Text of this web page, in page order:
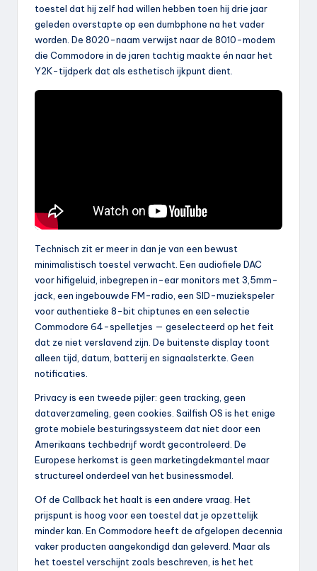
toestel dat hij zelf had willen hebben toen hij drie jaar
geleden overstapte op een dumbphone na het vader
worden. De 8020-naam verwijst naar de 8010-modem
die Commodore in de jaren tachtig maakte én naar het
Y2K-tijdperk dat als esthetisch ijkpunt dient.
Technisch zit er meer in dan je van een bewust
minimalistisch toestel verwacht. Een audiofiele DAC
voor hifigeluid, inbegrepen in-ear monitors met 3,5mm-
jack, een ingebouwde FM-radio, een SID-muziekspeler
voor authentieke 8-bit chiptunes en een selectie
Commodore 64-spelletjes — geselecteerd op het feit
dat ze niet verslavend zijn. De buitenste display toont
alleen tijd, datum, batterij en signaalsterkte. Geen
notificaties.
Privacy is een tweede pijler: geen tracking, geen
dataverzameling, geen cookies. Sailfish OS is het enige
grote mobiele besturingssysteem dat niet door een
Amerikaans techbedrijf wordt gecontroleerd. De
Europese herkomst is geen marketingdekmantel maar
structureel onderdeel van het businessmodel.
Of de Callback het haalt is een andere vraag. Het
prijspunt is hoog voor een toestel dat je opzettelijk
minder kan. En Commodore heeft de afgelopen decennia
vaker producten aangekondigd dan geleverd. Maar als
het toestel verschijnt zoals beschreven, is het het